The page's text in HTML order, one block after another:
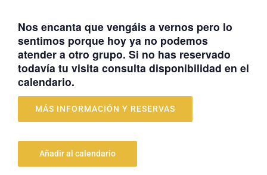
Nos encanta que vengáis a vernos pero lo
sentimos porque hoy ya no podemos
atender a otro grupo. Si no has reservado
todavía tu visita consulta disponibilidad en el
calendario.
MÁS INFORMACIÓN Y RESERVAS
Añadir al calendario